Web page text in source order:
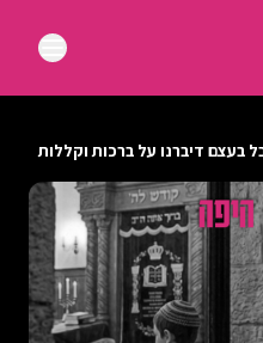
בעצם דיברנו על ברכות וקללות